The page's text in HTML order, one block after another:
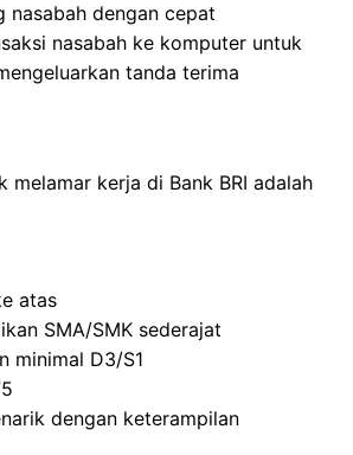
nasabah dengan cepat
nasabah ke komputer untuk
tanda terima
melamar kerja di Bank BRI adalah
atas
SMA/SMK sederajat
minimal D3/S1
dengan keterampilan